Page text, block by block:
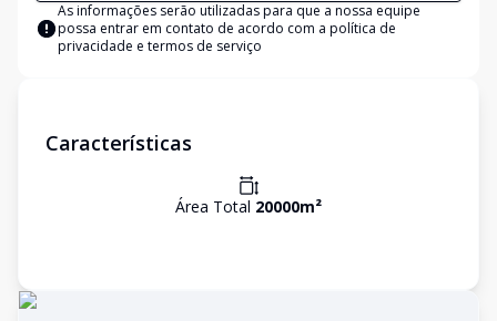
As informações serão utilizadas para que a nossa equipe
possa entrar em contato de acordo com a política de
privacidade e termos de serviço
Características
Área Total 20000m²